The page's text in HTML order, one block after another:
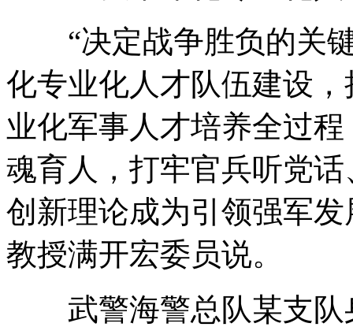
“决定战争胜负的关键
化专业化人才队伍建设
业化军事人才培养全过
魂育人，打牢官兵听党
创新理论成为引领强军
教授满开宏委员说。
武警海警总队某支队